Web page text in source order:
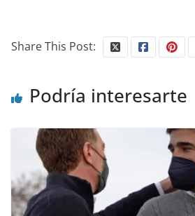
Share This Post:
Podría interesarte